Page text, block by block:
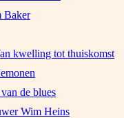
Baker
kwelling tot thuiskomst
de blues
Wim Heins